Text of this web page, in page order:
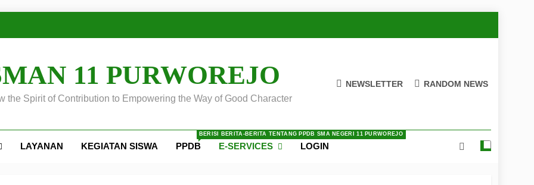
11 PURWOREJO
the Spirit of Contribution to Empowering the Way of Good Character
NEWSLETTER RANDOM NEWS
LAYANAN KEGIATAN SISWA PPDB
BERISI BERITA-BERITA TENTANG PPDB SMA NEGERI 11 PURWOREJO
E-SERVICES LOGIN